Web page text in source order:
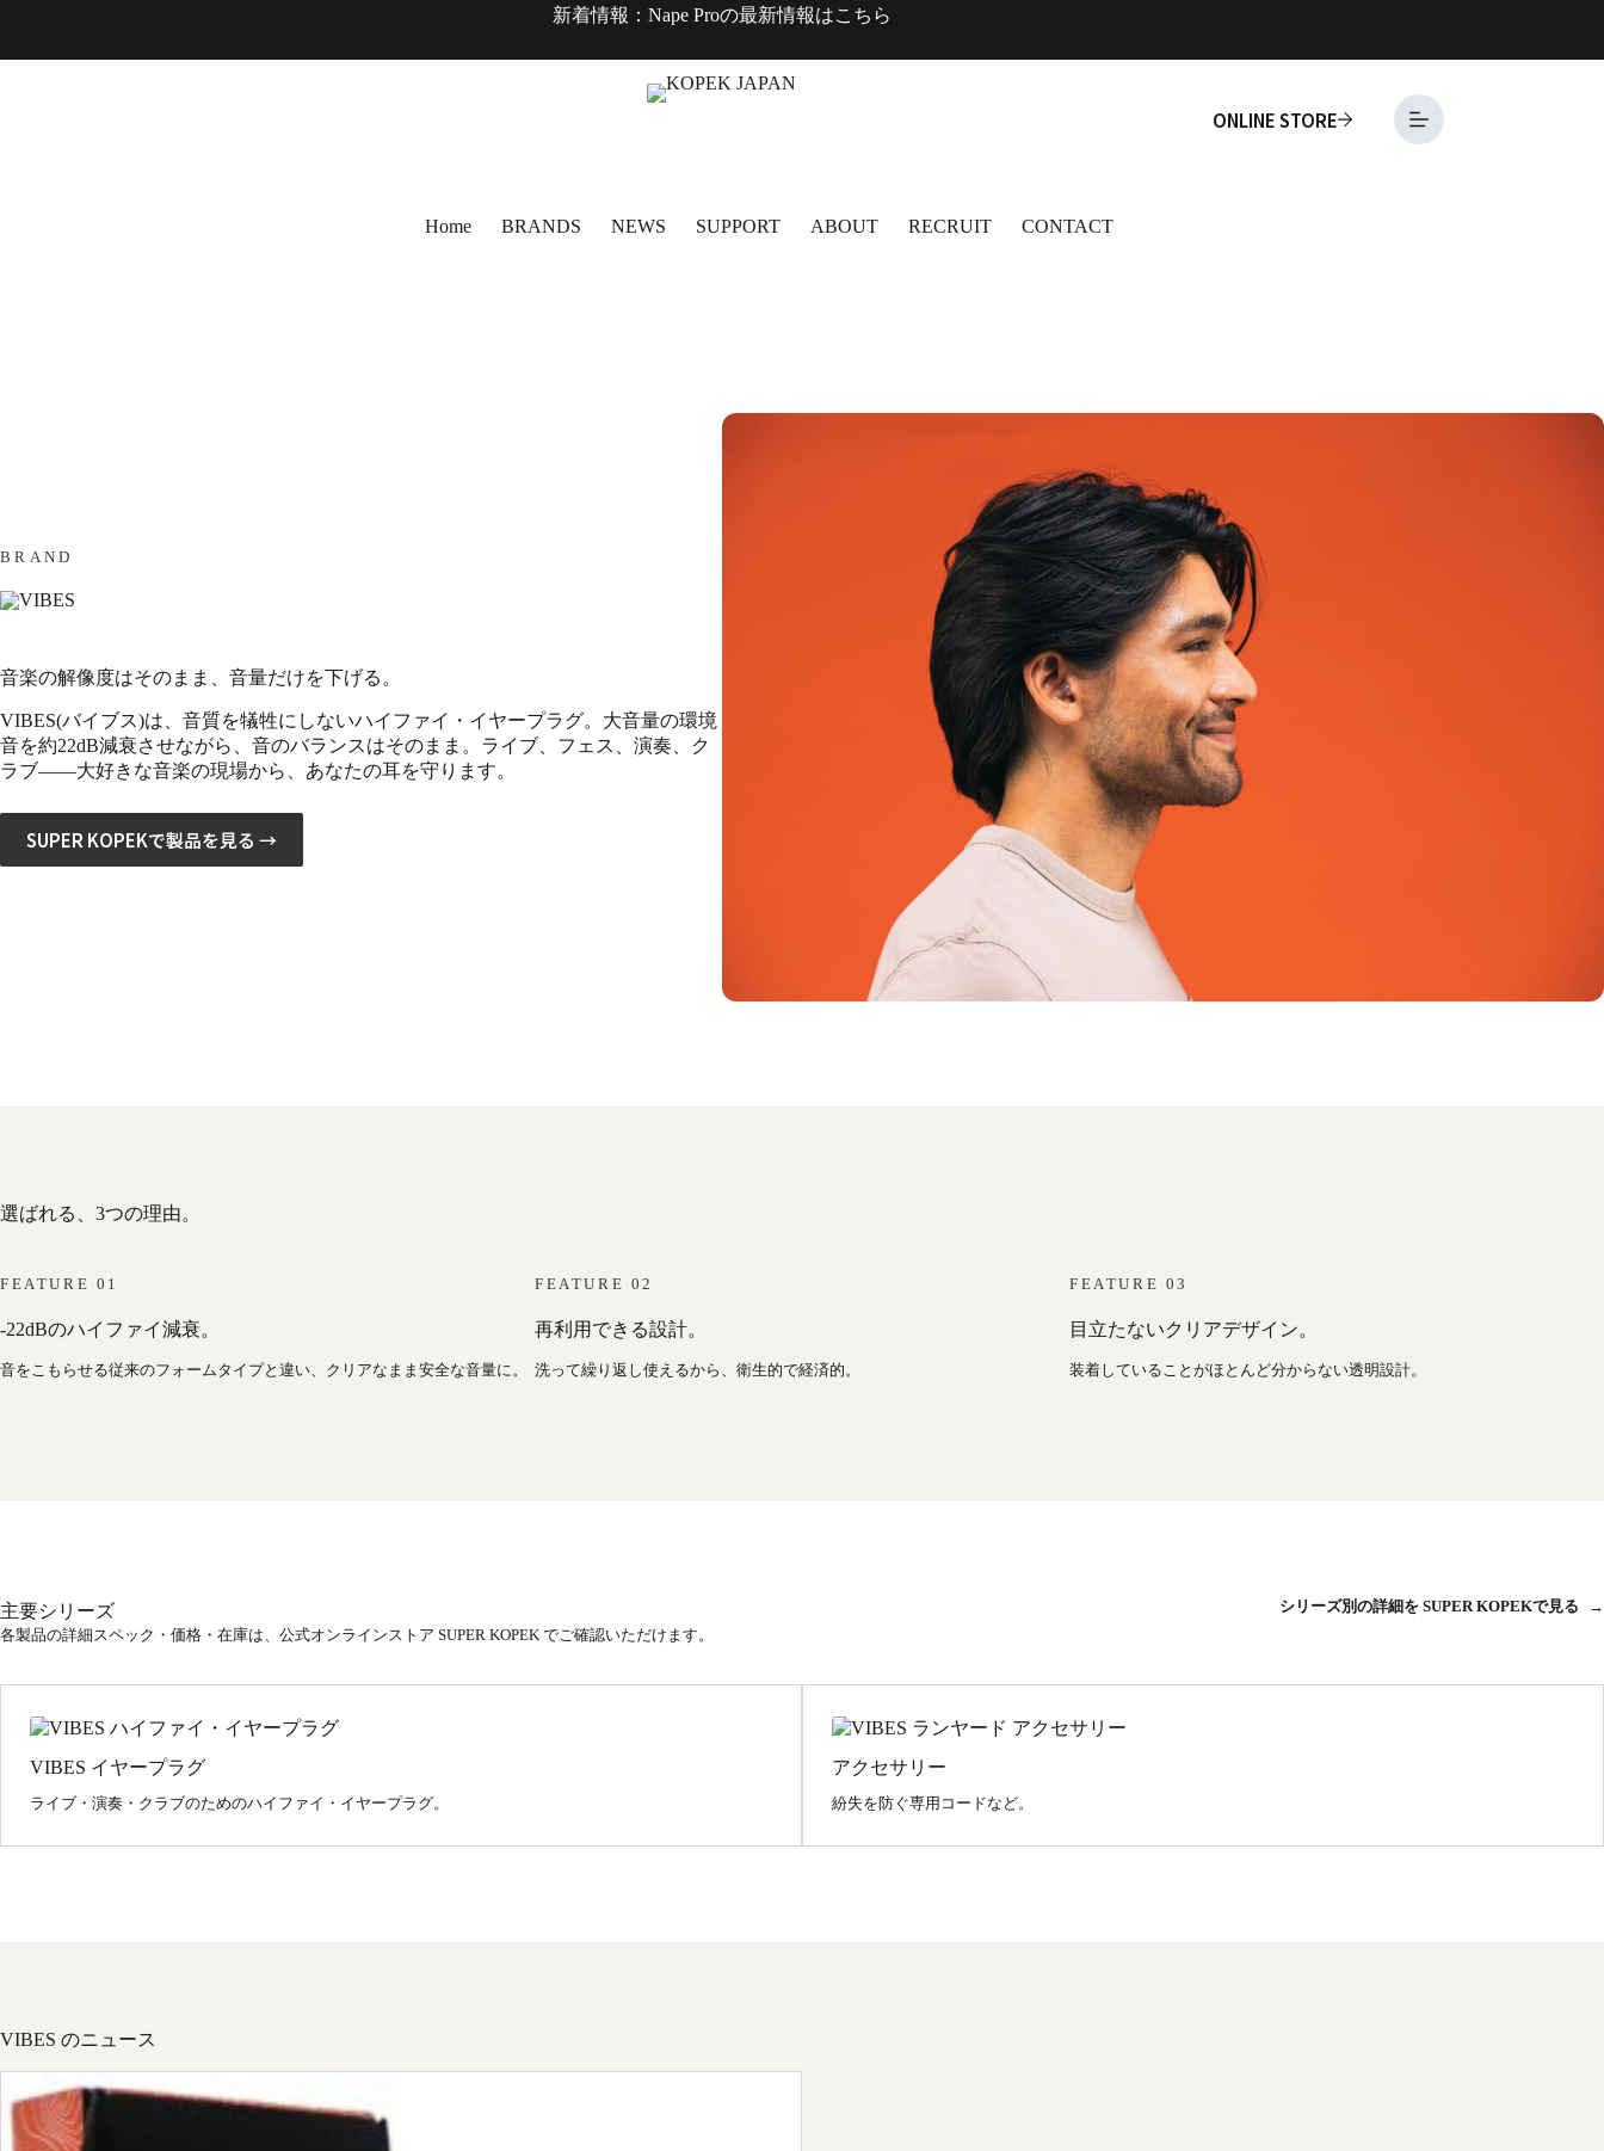
テ
新着情報：Nape Proの最新情報はこちら
ONLINE STORE
Home BRANDS NEWS SUPPORT ABOUT RECRUIT CONTACT
BRAND
音楽の解像度はそのまま、音量だけを下げる。
VIBES(バイブス)は、音質を犠牲にしないハイファイ・イヤープラグ。大音量の環境
音を約22dB減衰させながら、音のバランスはそのまま。ライブ、フェス、演奏、ク
ラブ——大好きな音楽の現場から、あなたの耳を守ります。
SUPER KOPEKで製品を見る →
選ばれる、3つの理由。
FEATURE 01
-22dBのハイファイ減衰。
音をこもらせる従来のフォームタイプと違い、クリアなまま安全な音量に。
FEATURE 02
再利用できる設計。
洗って繰り返し使えるから、衛生的で経済的。
FEATURE 03
目立たないクリアデザイン。
装着していることがほとんど分からない透明設計。
主要シリーズ
シリーズ別の詳細を SUPER KOPEKで見る
各製品の詳細スペック・価格・在庫は、公式オンラインストア SUPER KOPEK でご確認いただけます。
VIBES イヤープラグ
ライブ・演奏・クラブのためのハイファイ・イヤープラグ。
アクセサリー
紛失を防ぐ専用コードなど。
VIBES のニュース